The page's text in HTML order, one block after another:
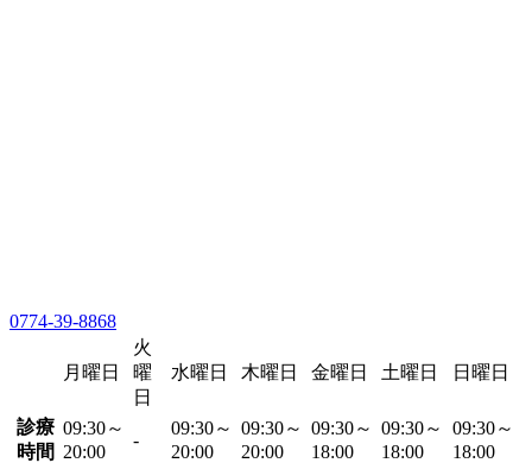
0774-39-8868
月曜日
火
曜
日
水曜日 木曜日 金曜日 土曜日 日曜日
診療
時間
09:30～
20:00
-
09:30～
20:00
09:30～
20:00
09:30～
18:00
09:30～
18:00
09:30～
18:00